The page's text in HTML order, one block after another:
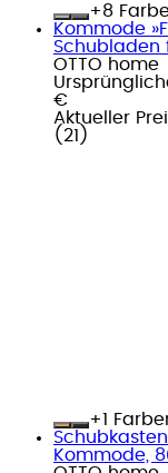
+
Kommode
Schubladen
OTTO home
€
Aktueller
( 21 )
+
Kommode,